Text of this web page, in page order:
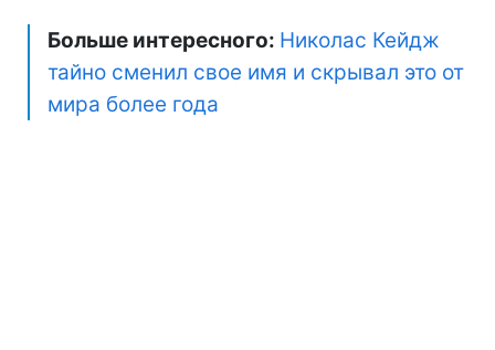
Больше интересного: Николас Кейдж
тайно сменил свое имя и скрывал это от
мира более года